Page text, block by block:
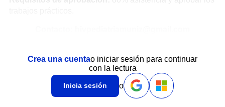
Crea una cuentao iniciar sesión para continuar
con la lectura
Inicia sesión o